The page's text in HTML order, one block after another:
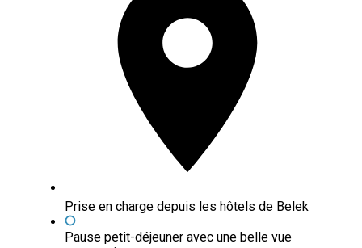
Prise en charge depuis les hôtels de Belek
Pause petit-déjeuner avec une belle vue